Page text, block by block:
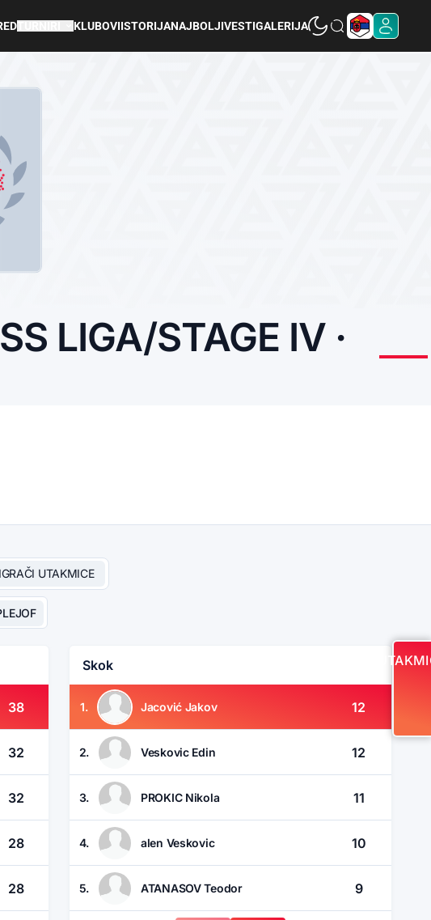
KLUBOVIISTORIJANAJBOLJIVESTIGALERIJA
LIGA/STAGE IV ·
IGRAČI UTAKMICE
38
32
32
28
28
Skok
1. Jacović Jakov 12
2. Veskovic Edin 12
3. PROKIC Nikola 11
4. alen Veskovic 10
5. ATANASOV Teodor 9